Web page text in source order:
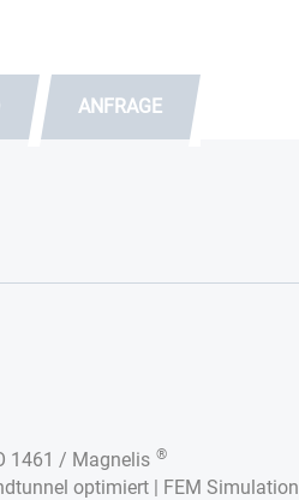
ANFRAGE
1461 / Magnelis ®
optimiert | FEM Simulation